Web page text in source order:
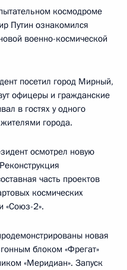
космодроме
Путин ознакомился
военно-космической
посетил город Мирный,
офицеры и гражданские
в гостях у одного
города.
осмотрел новую
часть проектов
космических
«Союз-2».
новая
блоком «Фрегат»
«Меридиан». Запуск